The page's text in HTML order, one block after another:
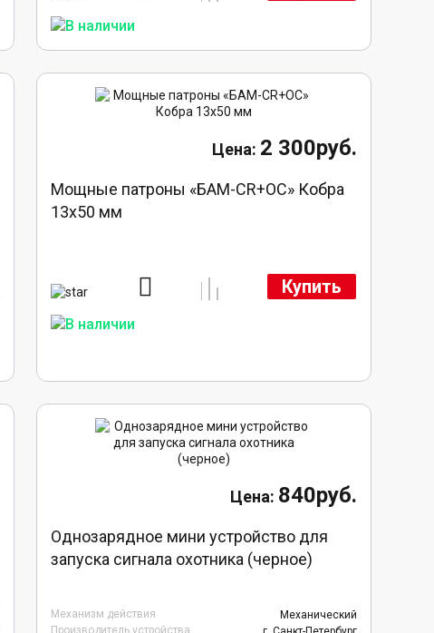
2 300руб.
Мощные патроны «БАМ-CR+ОС» Кобра
13х50 мм
Купить
840руб.
Однозарядное мини устройство для
запуска сигнала охотника (черное)
Механизм действия
Механический
Производитель устройства